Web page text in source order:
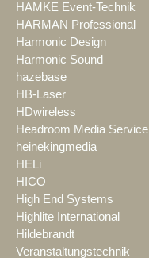
HAMKE Event-Technik
HARMAN Professional
Harmonic Design
Harmonic Sound
hazebase
HB-Laser
HDwireless
Headroom Media Service
heinekingmedia
HELi
HICO
High End Systems
Highlite International
Hildebrandt
Veranstaltungstechnik